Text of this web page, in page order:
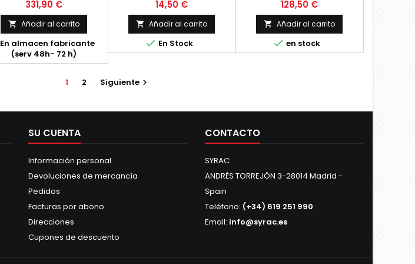
Precio
331,90 €
 Añadir al carrito
En almacen fabricante
(serv 48h- 72 h)
Precio
14,50 €
 Añadir al carrito
 En Stock
2022-2023-2024 2 posiciones
de anclajes para situar el
baúl. Refuerzo inferior,
proteccion básica antihurto
NO necesita adapador ni
Precio
128,50 €
 Añadir al carrito
 en stock
1 2 Siguiente 
SU CUENTA
Información personal
Devoluciones de mercancía
Pedidos
Facturas por abono
Direcciones
Cupones de descuento
CONTACTO
SYRAC
ANDRÉS TORREJÓN 3-28014 Madrid -
Spain
Teléfono: (+34) 619 251 990
Email: info@syrac.es